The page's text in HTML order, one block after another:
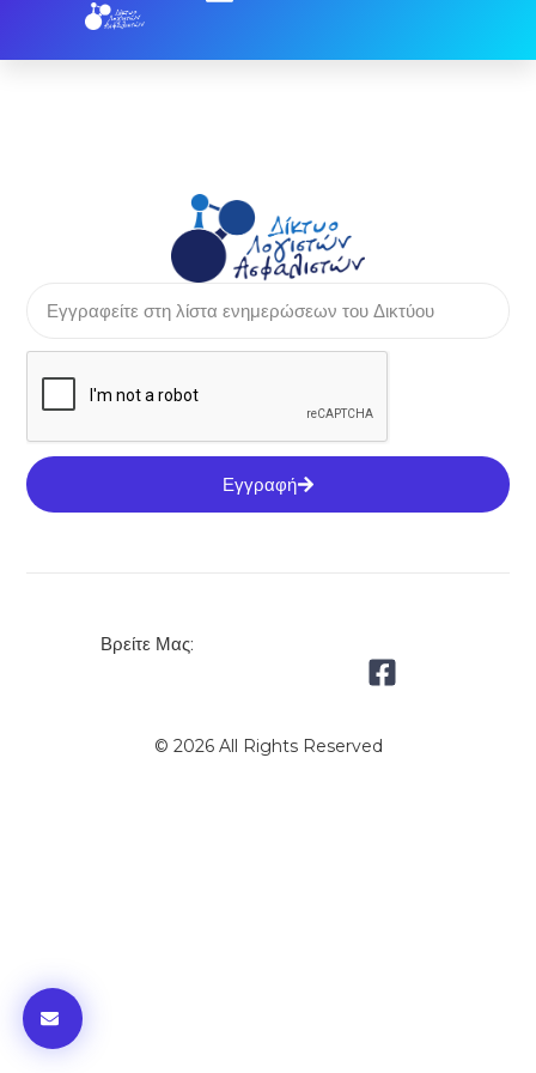
Εγγραφή
Βρείτε Μας:
© 2026 All Rights Reserved